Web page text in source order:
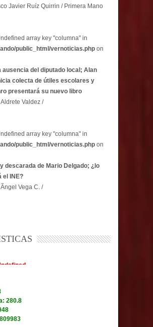
Javier Ruíz Quirrin / Primera Mano
array key "columna" in
public_html/vernoticias.php on
ausencia del diputado local; Alan
colecta de útiles escolares y
presentará su nuevo libro
Valdez /
array key "columna" in
public_html/vernoticias.php on
descarada de Mario Delgado; ¿lo
el INE?
Vega C. /